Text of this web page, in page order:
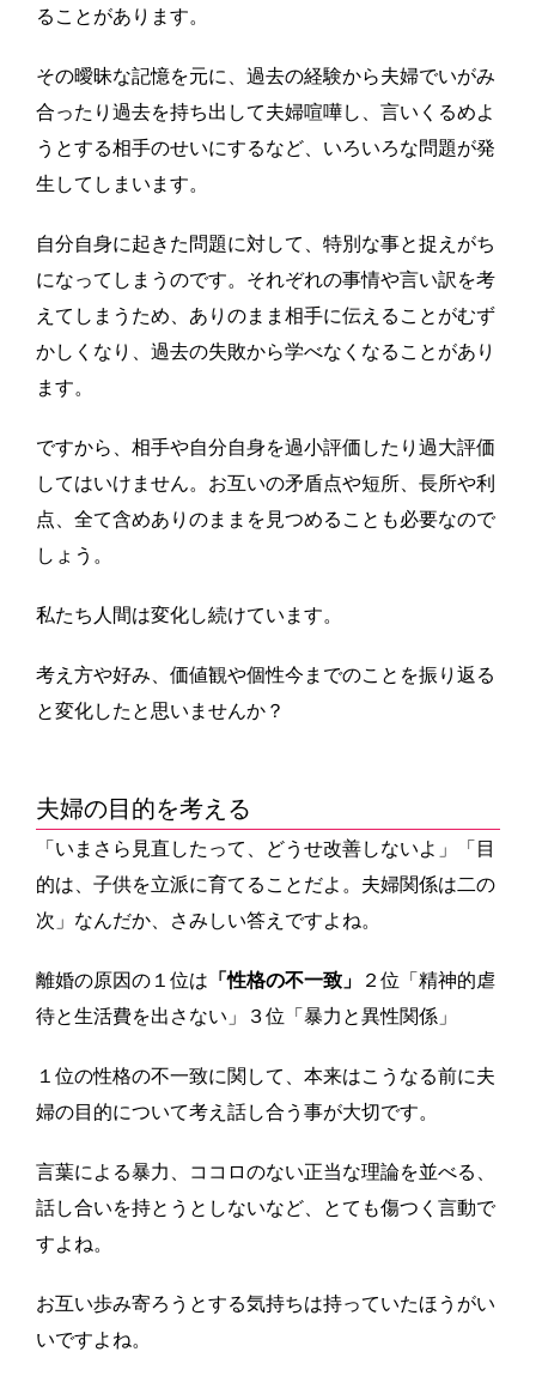
ることがあります。
その曖昧な記憶を元に、過去の経験から夫婦でいがみ
合ったり過去を持ち出して夫婦喧嘩し、言いくるめよ
うとする相手のせいにするなど、いろいろな問題が発
生してしまいます。
自分自身に起きた問題に対して、特別な事と捉えがち
になってしまうのです。それぞれの事情や言い訳を考
えてしまうため、ありのまま相手に伝えることがむず
かしくなり、過去の失敗から学べなくなることがあり
ます。
ですから、相手や自分自身を過小評価したり過大評価
してはいけません。お互いの矛盾点や短所、長所や利
点、全て含めありのままを見つめることも必要なので
しょう。
私たち人間は変化し続けています。
考え方や好み、価値観や個性今までのことを振り返る
と変化したと思いませんか？
夫婦の目的を考える
「いまさら見直したって、どうせ改善しないよ」「目
的は、子供を立派に育てることだよ。夫婦関係は二の
次」なんだか、さみしい答えですよね。
離婚の原因の１位は 「性格の不一致」
２位「精神的虐
待と生活費を出さない」３位「暴力と異性関係」
１位の性格の不一致に関して、本来はこうなる前に夫
婦の目的について考え話し合う事が大切です。
言葉による暴力、ココロのない正当な理論を並べる、
話し合いを持とうとしないなど、とても傷つく言動で
すよね。
お互い歩み寄ろうとする気持ちは持っていたほうがい
いですよね。